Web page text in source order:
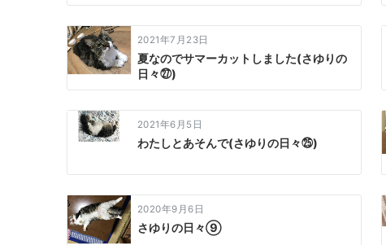
2021年7月23日
夏なのでサマーカットしました(さゆりの
日々㉗)
2021年6月5日
わたしとあそんで(さゆりの日々㉕)
2020年9月6日
さゆりの日々⑨